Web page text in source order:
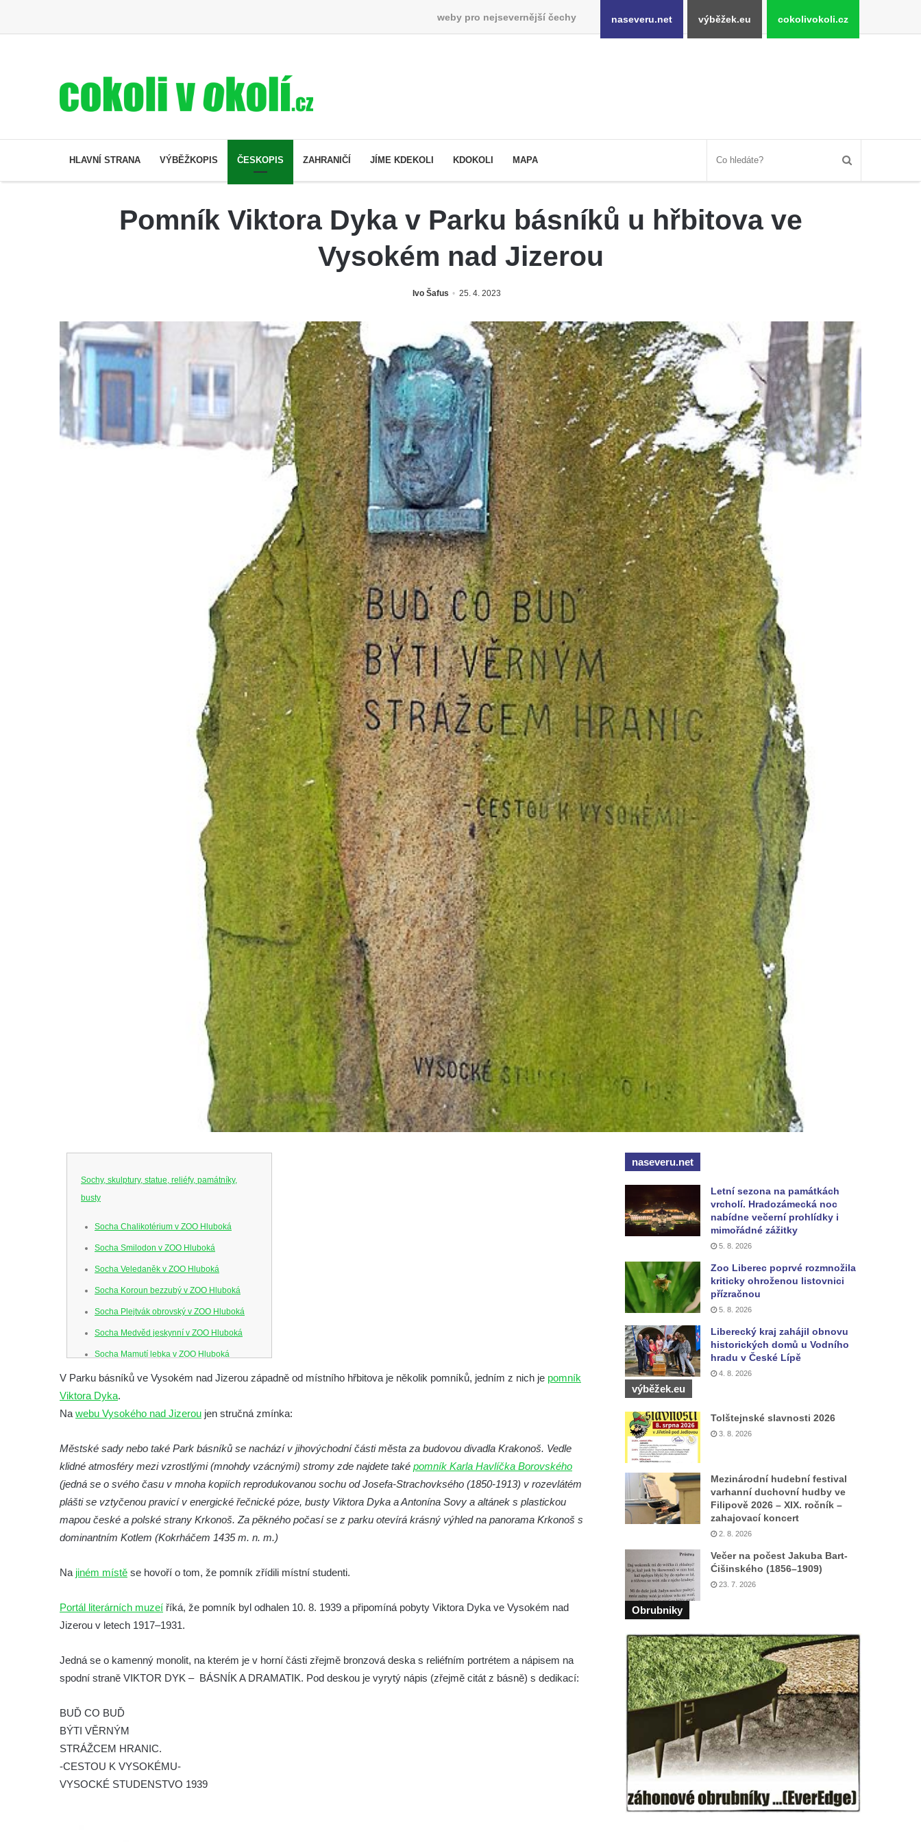
weby pro nejsevernější čechy naseveru.net výběžek.eu cokolivokoli.cz
HLAVNÍ STRANA VÝBĚŽKOPIS ČESKOPIS ZAHRANIČÍ JÍME KDEKOLI KDOKOLI MAPA
Pomník Viktora Dyka v Parku básníků u hřbitova ve
Vysokém nad Jizerou
Ivo Šafus 25. 4. 2023
Sochy, skulptury, statue, reliéfy, památníky,
busty
Socha Chalikotérium v ZOO Hluboká
Socha Smilodon v ZOO Hluboká
Socha Veledaněk v ZOO Hluboká
Socha Koroun bezzubý v ZOO Hluboká
Socha Plejtvák obrovský v ZOO Hluboká
Socha Medvěd jeskynní v ZOO Hluboká
Socha Mamutí lebka v ZOO Hluboká
Socha Mamut srstnatý v ZOO Hluboká
Socha Orel v ZOO Hluboká
Socha Vydry si hrají v ZOO Hluboká
Socha Matka příroda v ZOO Hluboká
Socha Lišky v ZOO Hluboká
Socha Kudlanka v ZOO Hluboká
Socha Vlčice s mládětem v ZOO Hluboká
Socha Rys číhající na srnu v ZOO Hluboká
Socha Orlice v ZOO Hluboká
Socha Želva v ZOO Hluboká
Socha Kozorožec horský v ZOO Hluboká
Socha Housenka v ZOO Hluboká
Socha Rosomák v ZOO Hluboká
Socha Beruška v ZOO Hluboká
Socha Volavka v ZOO Hluboká
V Parku básníků ve Vysokém nad Jizerou západně od místního hřbitova je několik pomníků, jedním z nich je pomník
Viktora Dyka.
Nawebu Vysokého nad Jizerou jen stručná zmínka:
Městské sady nebo také Park básníků se nachází v jihovýchodní části města za budovou divadla Krakonoš. Vedle
klidné atmosféry mezi vzrostlými (mnohdy vzácnými) stromy zde najdete také pomník Karla Havlíčka Borovského
(jedná se o svého času v mnoha kopiích reprodukovanou sochu od Josefa-Strachovksého (1850-1913) v rozevlátém
plášti se vztyčenou pravicí v energické řečnické póze, busty Viktora Dyka a Antonína Sovy a altánek s plastickou
mapou české a polské strany Krkonoš. Za pěkného počasí se z parku otevírá krásný výhled na panorama Krkonoš s
dominantním Kotlem (Kokrháčem 1435 m. n. m.)
Na jiném místě se hovoří o tom, že pomník zřídili místní studenti.
Portál literárních muzeí říká, že pomník byl odhalen 10. 8. 1939 a připomíná pobyty Viktora Dyka ve Vysokém nad
Jizerou v letech 1917–1931.
Jedná se o kamenný monolit, na kterém je v horní části zřejmě bronzová deska s reliéfním portrétem a nápisem na
spodní straně VIKTOR DYK – BÁSNÍK A DRAMATIK. Pod deskou je vyrytý nápis (zřejmě citát z básně) s dedikací:
BUĎ CO BUĎ
BÝTI VĚRNÝM
STRÁŽCEM HRANIC.
-CESTOU K VYSOKÉMU-
VYSOCKÉ STUDENSTVO 1939
naseveru.net
Letní sezona na památkách
vrcholí. Hradozámecká noc
nabídne večerní prohlídky i
mimořádné zážitky
5. 8. 2026
Zoo Liberec poprvé rozmnožila
kriticky ohroženou listovnici
přízračnou
5. 8. 2026
Liberecký kraj zahájil obnovu
historických domů u Vodního
hradu v České Lípě
4. 8. 2026
výběžek.eu
Tolštejnské slavnosti 2026
3. 8. 2026
Mezinárodní hudební festival
varhanní duchovní hudby ve
Filipově 2026 – XIX. ročník –
zahajovací koncert
2. 8. 2026
Večer na počest Jakuba Bart-
Ćišinského (1856–1909)
23. 7. 2026
Obrubniky